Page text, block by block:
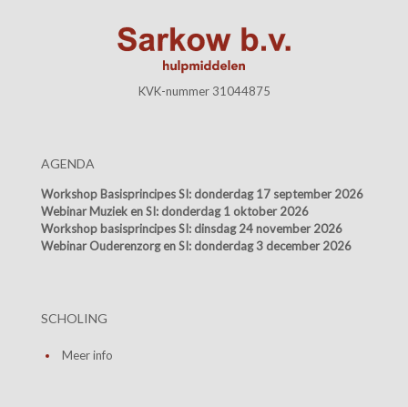
KVK-nummer 31044875
AGENDA
Workshop Basisprincipes SI: donderdag 17 september 2026
Webinar Muziek en SI: donderdag 1 oktober 2026
Workshop basisprincipes SI: dinsdag 24 november 2026
Webinar Ouderenzorg en SI: donderdag 3 december 2026
SCHOLING
Meer info